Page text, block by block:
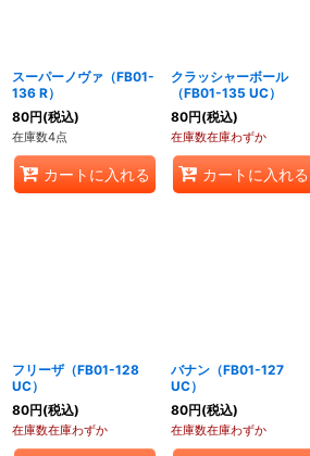
スーパーノヴァ（FB01-
136 R）
80円(税込)
在庫数4点
カートに入れる
クラッシャーボール
（FB01-135 UC）
80円(税込)
在庫数在庫わずか
カートに入れる
フリーザ（FB01-128
UC）
80円(税込)
在庫数在庫わずか
バナン（FB01-127
UC）
80円(税込)
在庫数在庫わずか